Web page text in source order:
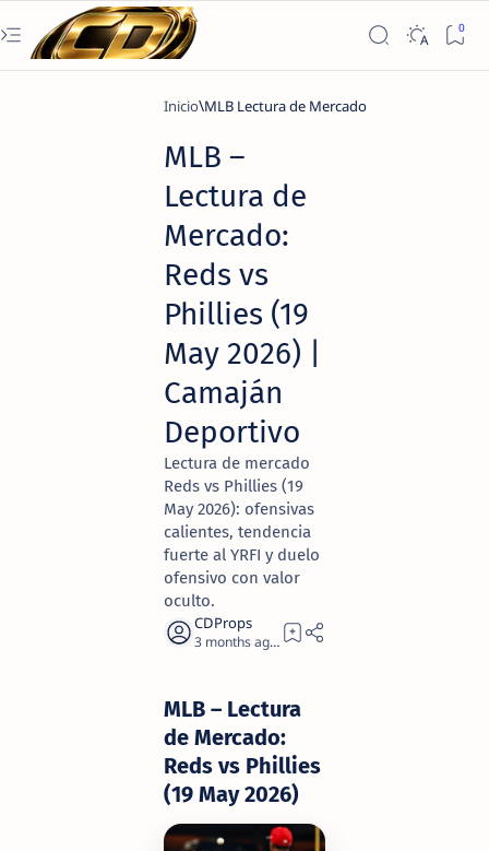
Inicio MLB Lectura de Mercado
MLB –
Lectura de
Mercado:
Reds vs
Phillies (19
May 2026) |
Camaján
Deportivo
Lectura de mercado
Reds vs Phillies (19
May 2026): ofensivas
calientes, tendencia
fuerte al YRFI y duelo
ofensivo con valor
oculto.
3 months ago 2
MLB – Lectura
de Mercado:
Reds vs Phillies
(19 May 2026)